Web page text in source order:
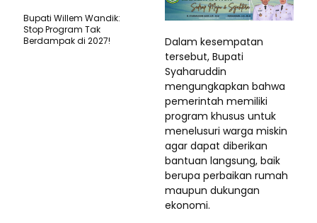
Dalam kesempatan
tersebut, Bupati
Syaharuddin
mengungkapkan bahwa
pemerintah memiliki
program khusus untuk
menelusuri warga miskin
agar dapat diberikan
bantuan langsung, baik
berupa perbaikan rumah
maupun dukungan
ekonomi.
Bupati Willem Wandik:
Stop Program Tak
Berdampak di 2027!